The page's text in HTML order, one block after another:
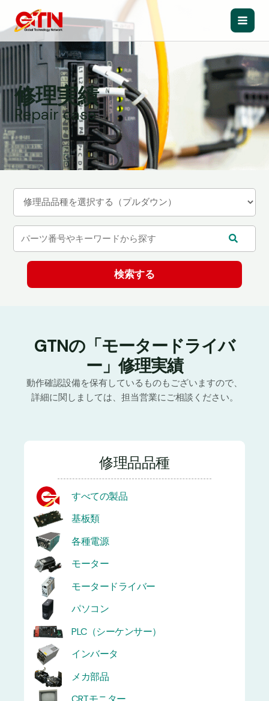
ス
プ
Main
修理実績
Repair case
GTNの「モータードライバ
ー」修理実績
動作確認設備を保有しているものもございますので、
詳細に関しましては、担当営業にご相談ください。
修理品品種
すべての製品
基板類
各種電源
モーター
モータードライバー
パソコン
PLC（シーケンサー）
インバータ
メカ部品